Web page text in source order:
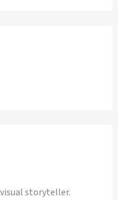
storyteller.